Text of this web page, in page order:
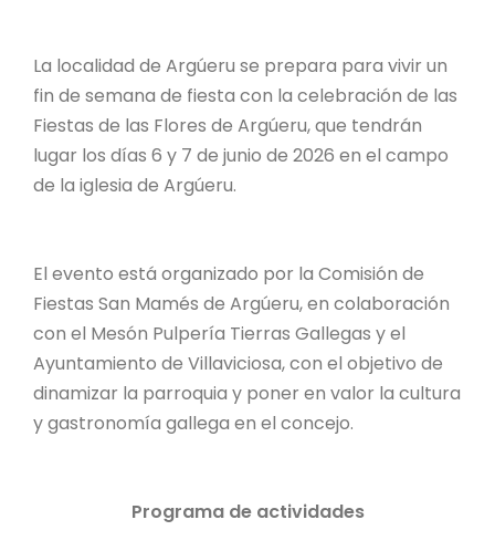
La localidad de Argúeru se prepara para vivir un
fin de semana de fiesta con la celebración de las
Fiestas de las Flores de Argúeru, que tendrán
lugar los días 6 y 7 de junio de 2026 en el campo
de la iglesia de Argúeru.
El evento está organizado por la Comisión de
Fiestas San Mamés de Argúeru, en colaboración
con el Mesón Pulpería Tierras Gallegas y el
Ayuntamiento de Villaviciosa, con el objetivo de
dinamizar la parroquia y poner en valor la cultura
y gastronomía gallega en el concejo.
Programa de actividades